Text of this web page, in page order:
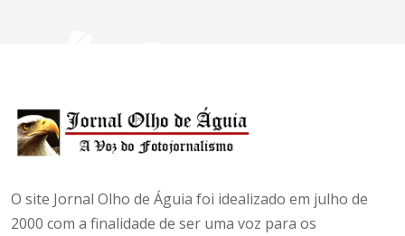
O site Jornal Olho de Águia foi idealizado em julho de
2000 com a finalidade de ser uma voz para os